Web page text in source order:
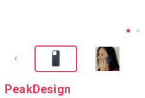
PeakDesign